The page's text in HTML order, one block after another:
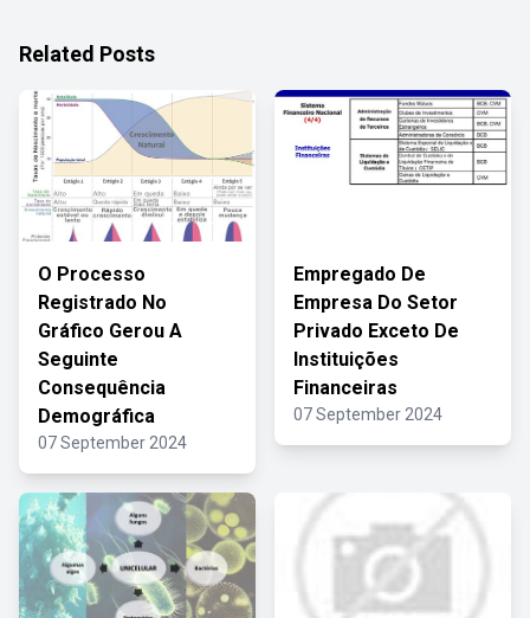
Related Posts
O Processo
Registrado No
Gráfico Gerou A
Seguinte
Consequência
Demográfica
07 September 2024
Empregado De
Empresa Do Setor
Privado Exceto De
Instituições
Financeiras
07 September 2024